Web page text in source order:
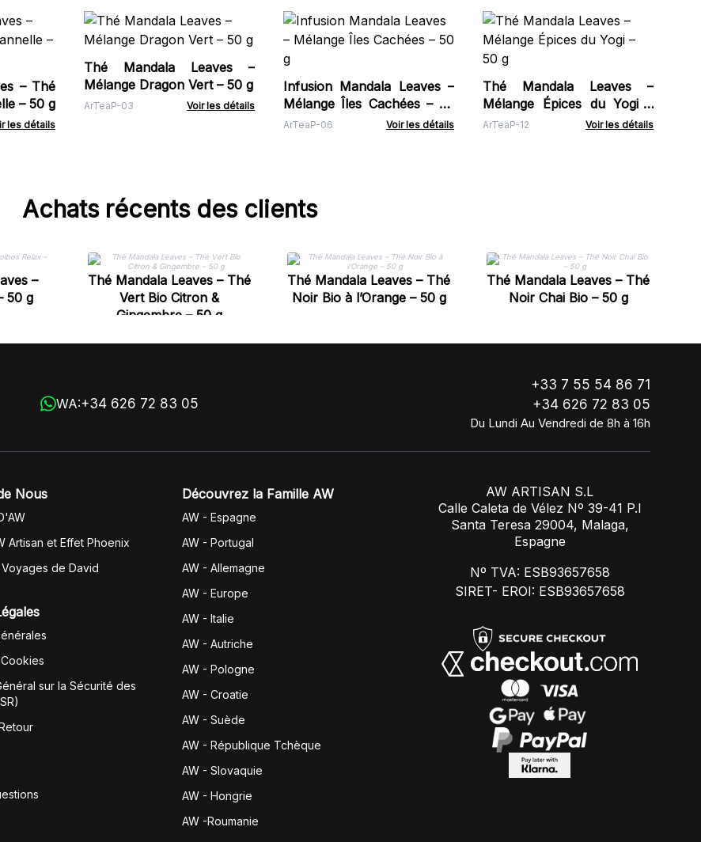
– Thé
– 50 g
les détails
Thé Mandala Leaves –
Mélange Dragon Vert – 50 g
ArTeaP-03 Voir les détails
Infusion Mandala Leaves –
Mélange Îles Cachées – 50
g
ArTeaP-06 Voir les détails
Thé Mandala Leaves –
Mélange Épices du Yogi –
50 g
ArTeaP-12 Voir les détails
Achats récents des clients
–
50 g
Thé Mandala Leaves – Thé
Vert Bio Citron &
Gingembre – 50 g
Thé Mandala Leaves – Thé
Noir Bio à l’Orange – 50 g
Thé Mandala Leaves – Thé
Noir Chai Bio – 50 g
WA:+34 626 72 83 05
+33 7 55 54 86 71
+34 626 72 83 05
Du Lundi Au Vendredi de 8h à 16h
Nous
Artisan et Effet Phoenix
de David
sur la Sécurité des
Découvrez la Famille AW
AW - Espagne
AW - Portugal
AW - Allemagne
AW - Europe
AW - Italie
AW - Autriche
AW - Pologne
AW - Croatie
AW - Suède
AW - République Tchèque
AW - Slovaquie
AW - Hongrie
AW -Roumanie
AW ARTISAN S.L
Calle Caleta de Vélez Nº 39-41 P.I
Santa Teresa 29004, Malaga,
Espagne
Nº TVA: ESB93657658
SIRET- EROI: ESB93657658